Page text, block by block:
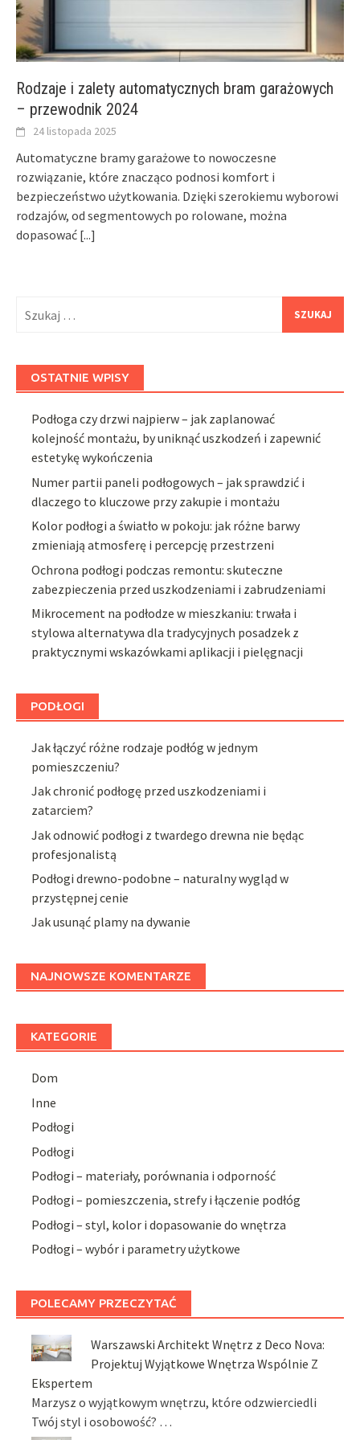
Rodzaje i zalety automatycznych bram garażowych
– przewodnik 2024
24 listopada 2025
Automatyczne bramy garażowe to nowoczesne
rozwiązanie, które znacząco podnosi komfort i
bezpieczeństwo użytkowania. Dzięki szerokiemu wyborowi
rodzajów, od segmentowych po rolowane, można
dopasować [...]
OSTATNIE WPISY
Podłoga czy drzwi najpierw – jak zaplanować
kolejność montażu, by uniknąć uszkodzeń i zapewnić
estetykę wykończenia
Numer partii paneli podłogowych – jak sprawdzić i
dlaczego to kluczowe przy zakupie i montażu
Kolor podłogi a światło w pokoju: jak różne barwy
zmieniają atmosferę i percepcję przestrzeni
Ochrona podłogi podczas remontu: skuteczne
zabezpieczenia przed uszkodzeniami i zabrudzeniami
Mikrocement na podłodze w mieszkaniu: trwała i
stylowa alternatywa dla tradycyjnych posadzek z
praktycznymi wskazówkami aplikacji i pielęgnacji
PODŁOGI
Jak łączyć różne rodzaje podłóg w jednym
pomieszczeniu?
Jak chronić podłogę przed uszkodzeniami i
zatarciem?
Jak odnowić podłogi z twardego drewna nie będąc
profesjonalistą
Podłogi drewno-podobne – naturalny wygląd w
przystępnej cenie
Jak usunąć plamy na dywanie
NAJNOWSZE KOMENTARZE
KATEGORIE
Dom
Inne
Podłogi
Podłogi
Podłogi – materiały, porównania i odporność
Podłogi – pomieszczenia, strefy i łączenie podłóg
Podłogi – styl, kolor i dopasowanie do wnętrza
Podłogi – wybór i parametry użytkowe
POLECAMY PRZECZYTAĆ
Warszawski Architekt Wnętrz z Deco Nova:
Projektuj Wyjątkowe Wnętrza Wspólnie Z
Ekspertem
Marzysz o wyjątkowym wnętrzu, które odzwierciedli
Twój styl i osobowość? …